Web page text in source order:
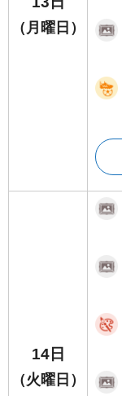
（月曜日）
14日
（火曜日）